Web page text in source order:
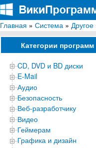
ВикиПрограммы
Энциклопедия бесплатных
Главная » Система » Другое
Категории программ
CD, DVD и BD диски
E-Mail
Аудио
Безопасность
Веб-разработчику
Видео
Геймерам
Графика и дизайн